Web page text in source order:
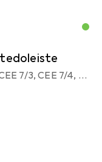
6x, CEE 7/16, CEE 7/17, CEE 7/3, CEE 7/4, CEE 7/5, CEE 7/6, CEE 7/7, Typ 12, Typ 13, Typ 15, Typ 23, USB-A, 2 m